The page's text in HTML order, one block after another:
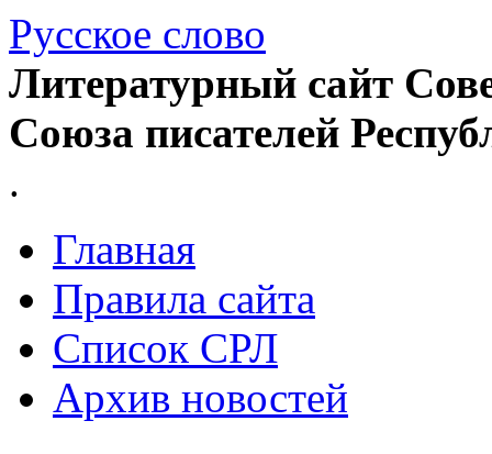
Русское слово
Литературный сайт
Союза писателей
.
Главная
Правила сайта
Список СРЛ
Архив новостей